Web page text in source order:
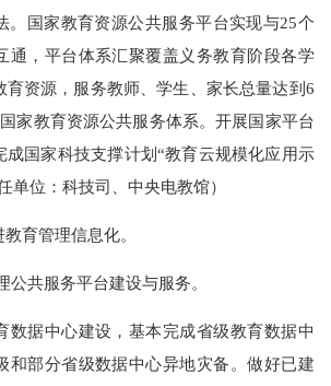
。国家教育资源公共服务平台实现与25个
通，平台体系汇聚覆盖义务教育阶段各学
育资源，服务教师、学生、家长总量达到6
家教育资源公共服务体系。开展国家平台
成国家科技支撑计划“教育云规模化应用示
单位：科技司、中央电教馆）
育管理信息化。
共服务平台建设与服务。
据中心建设，基本完成省级教育数据中
和部分省级数据中心异地灾备。做好已建